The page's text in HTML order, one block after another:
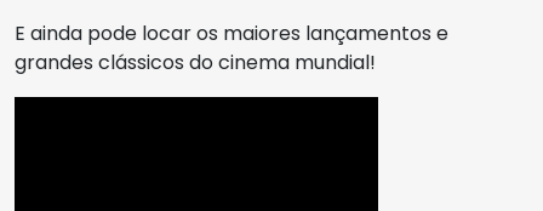
E ainda pode locar os maiores lançamentos e
grandes clássicos do cinema mundial!